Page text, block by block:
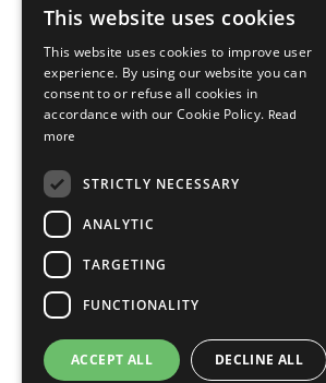
FRENCH
ENGLISH
This website uses cookies
This website uses cookies to improve user
experience. By using our website you can
consent to or refuse all cookies in
accordance with our Cookie Policy. Read
more
STRICTLY NECESSARY
ANALYTIC
TARGETING
FUNCTIONALITY
ACCEPT ALL DECLINE ALL